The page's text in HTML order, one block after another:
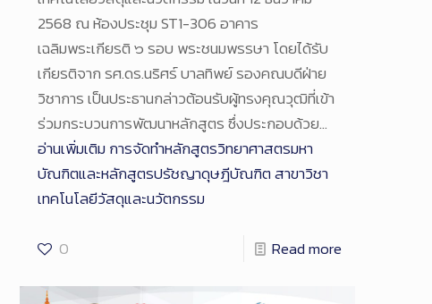
2568 ณ ห้องประชุม ST1-306 อาคาร
เฉลิมพระเกียรติ ๖ รอบ พระชนมพรรษา โดยได้รับ
เกียรติจาก รศ.ดร.นริศร์ บาลทิพย์ รองคณบดีฝ่าย
วิชาการ เป็นประธานกล่าวต้อนรับผู้ทรงคุณวุฒิที่เข้า
ร่วมกระบวนการพัฒนาหลักสูตร ซึ่งประกอบด้วย…
อ่านเพิ่มเติม การจัดทำหลักสูตรวิทยาศาสตรมหา
บัณฑิตและหลักสูตรปรัชญาดุษฎีบัณฑิต สาขาวิชา
เทคโนโลยีวัสดุและนวัตกรรม
0 Read more